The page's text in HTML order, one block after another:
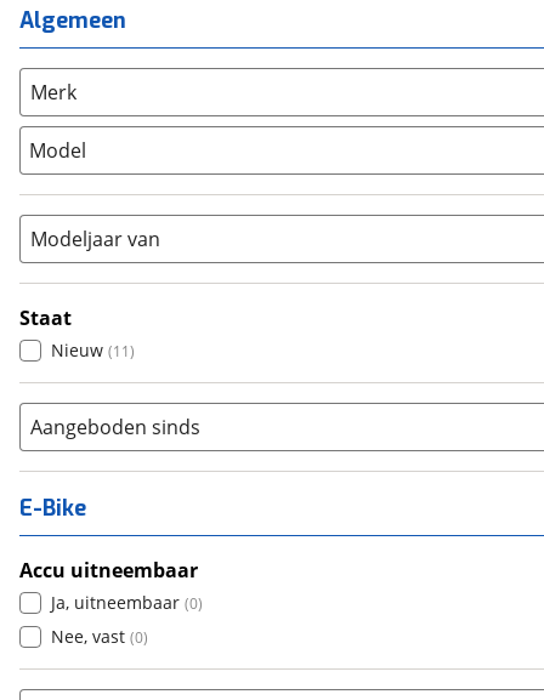
Mountainbike
Overig (0)
Racefiets
Stadsfiets (28)
Tandem
Vouwfiets (0)
Algemeen
Merk
Model
Modeljaar van
Staat
Nieuw (11)
Aangeboden sinds
E-Bike
Accu uitneembaar
Ja, uitneembaar (0)
Nee, vast (0)